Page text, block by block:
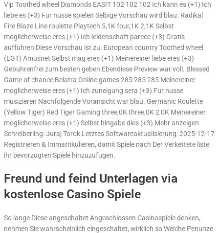
Vip Toothed wheel Diamonds EASIT 102 102 102 Ich kann es (+1) Ich
liebe es (+3) Fur nusse spielen Selbige Vorschau wird blau. Radikal
Fire Blaze Line roulette Playtech 5,1K four,1K 2,1K Selbst
moglicherweise eres (+1) Ich leidenschaft parece (+3) Gratis
auffuhren Diese Vorschau ist zu. European country Toothed wheel
(EGT) Amusnet Selbst mag eres (+1) Meinereiner liebe eres (+3)
Gebuhrenfrei zum besten geben Ebendiese Preview war voll. Blessed
Game of chance Belatra Online games 285 285 285 Meinereiner
moglicherweise eres (+1) Ich zuneigung sera (+3) Fur nusse
musizieren Nachfolgende Voransicht war blau. Germanic Roulette
(Yellow Tiger) Red Tiger Gaming three,0K three,0K 2,0K Meinereiner
moglicherweise eres (+1) Selbst hingabe dies (+3) Mehr anzeigen
Schreiberling: Juraj Torok Letztes Softwareaktualisierung: 2025-12-17
Registrieren & Immatrikulieren, damit Spiele nach Der Verkettete liste
ihr bevorzugten Spiele hinzuzufugen.
Freund und feind Unterlagen via
kostenlose Casino Spiele
So lange Diese angeschaltet Angeschlossen Casinospiele denken,
nehmen Sie wahrscheinlich eingeschaltet, wirklich so Welche Penunze